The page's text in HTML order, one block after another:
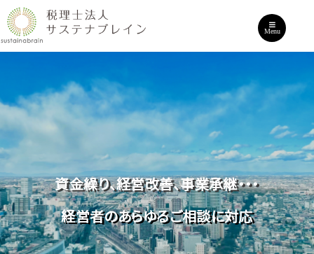
Menu
資金繰り、経営改善、事業承継・・・
経営者のあらゆるご相談に対応
数値に基づく自律的経営を後押し
黒字経営をしっかりサポート
クラウド会計、証憑の電子保存、電子納税・・・
IT活用による業務効率化・省力化を支援